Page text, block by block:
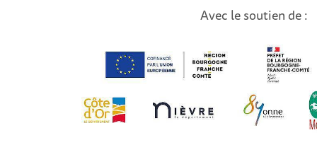
Avec le soutien de :